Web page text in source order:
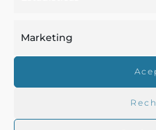
Marketing
Buscar